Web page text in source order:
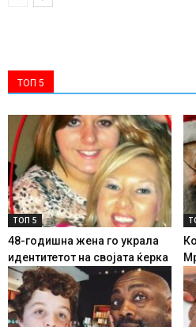
ТОП 5
ТОП 5
48-годишна жена го украла
идентитетот на својата ќерка